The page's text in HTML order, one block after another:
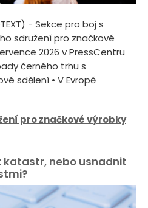
- Sekce pro boj s
sdružení pro značkové
2026 v PressCentru
černého trhu s
sdělení • V Evropě
pro značkové výrobky
nebo usnadnit